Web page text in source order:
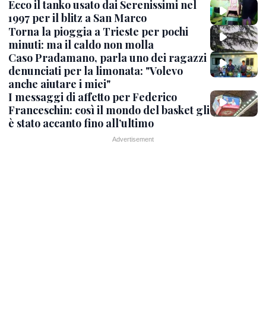
Ecco il tanko usato dai Serenissimi nel
1997 per il blitz a San Marco
Torna la pioggia a Trieste per pochi
minuti: ma il caldo non molla
Caso Pradamano, parla uno dei ragazzi
denunciati per la limonata: "Volevo
anche aiutare i miei"
I messaggi di affetto per Federico
Franceschin: così il mondo del basket gli
è stato accanto fino all’ultimo